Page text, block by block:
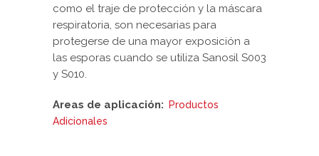
como el traje de protección y la máscara
respiratoria, son necesarias para
protegerse de una mayor exposición a
las esporas cuando se utiliza Sanosil S003
y S010.
Areas de aplicación:
Productos
Adicionales